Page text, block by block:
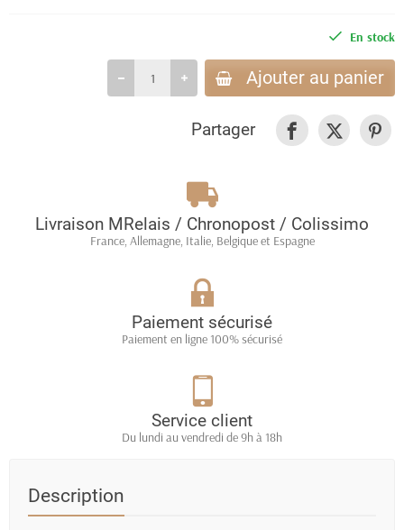
En stock
Ajouter au panier
Partager
Livraison MRelais / Chronopost / Colissimo
France, Allemagne, Italie, Belgique et Espagne
Paiement sécurisé
Paiement en ligne 100% sécurisé
Service client
Du lundi au vendredi de 9h à 18h
Description